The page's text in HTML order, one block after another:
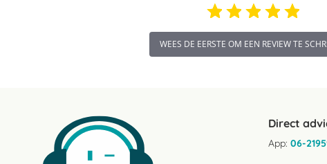
WEES DE EERSTE OM EEN REVIEW TE
Direct
App: 06-